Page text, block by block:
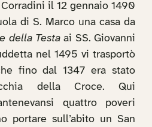
il 12 gennaio 1490
di S. Marco una casa da
della Testaai SS. Giovanni
nel 1495 vi trasportò
fino dal 1347 era stato
della Croce. Qui
quattro poveri
portare sull’abito un San